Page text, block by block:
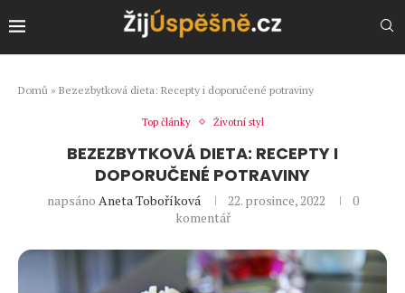
Domů » Bezezbytková dieta: Recepty i doporučené potraviny
Top články Životní styl
BEZEZBYTKOVÁ DIETA: RECEPTY I
DOPORUČENÉ POTRAVINY
napsáno Aneta Toboříková 22. prosince, 2022
0
komentář